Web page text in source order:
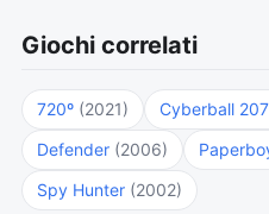
Giochi correlati
720º (2021) Cyberball
Defender (2006)
Spy Hunter (2002)